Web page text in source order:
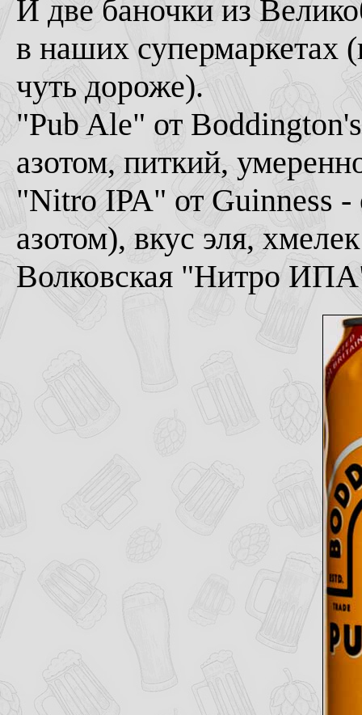
И две баночки из
в наших супермаркетах
чуть дороже).
"Pub Ale" от
азотом, питкий,
"Nitro IPA" от Guinness -
азотом), вкус эля,
Волковская "Нитро ИПА"